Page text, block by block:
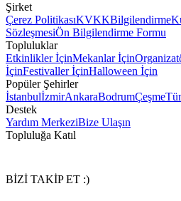
Şirket
Çerez PolitikasıKVKKBilgilendirme
SözleşmesiÖn Bilgilendirme Formu
Topluluklar
Etkinlikler İçinMekanlar İçin
İçinFestivaller İçinHalloween İçin
Popüler Şehirler
İstanbulİzmirAnkaraBodrumÇeşme
Destek
Yardım MerkeziBize Ulaşın
Topluluğa Katıl
BİZİ TAKİP ET :)